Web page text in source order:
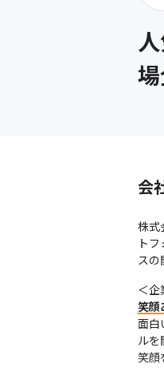
会
株式
ト
スの
笑顔
面白
ルを
笑顔